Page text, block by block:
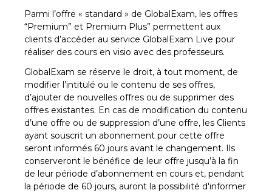
Parmi l’offre « standard » de GlobalExam, les offres
“Premium” et Premium Plus” permettent aux
clients d’accéder au service GlobalExam Live pour
réaliser des cours en visio avec des professeurs.
GlobalExam se réserve le droit, à tout moment, de
modifier l’intitulé ou le contenu de ses offres,
d’ajouter de nouvelles offres ou de supprimer des
offres existantes. En cas de modification du contenu
d’une offre ou de suppression d’une offre, les Clients
ayant souscrit un abonnement pour cette offre
seront informés 60 jours avant le changement. Ils
conserveront le bénéfice de leur offre jusqu’à la fin
de leur période d’abonnement en cours et, pendant
la période de 60 jours, auront la possibilité d'informer